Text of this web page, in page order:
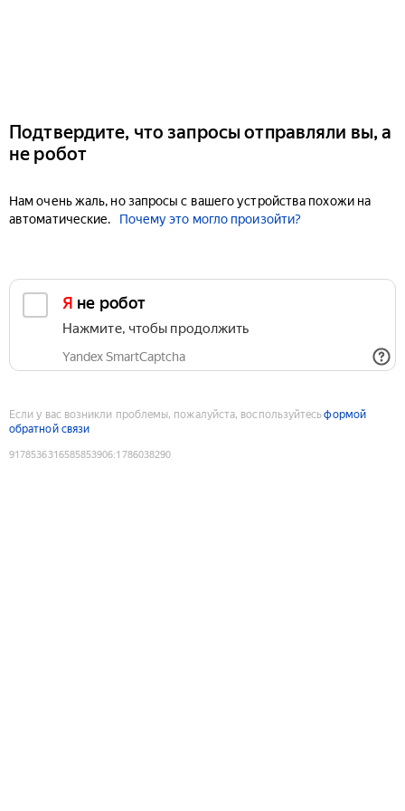
Подтвердите, что запросы отправляли вы, а
не робот
Нам очень жаль, но запросы с вашего устройства похожи на
автоматические.
Почему это могло произойти?
Я не робот
Нажмите, чтобы продолжить
Yandex SmartCaptcha
Если у вас возникли проблемы, пожалуйста, воспользуйтесьформой
обратной связи
9178536316585853906:1786038290